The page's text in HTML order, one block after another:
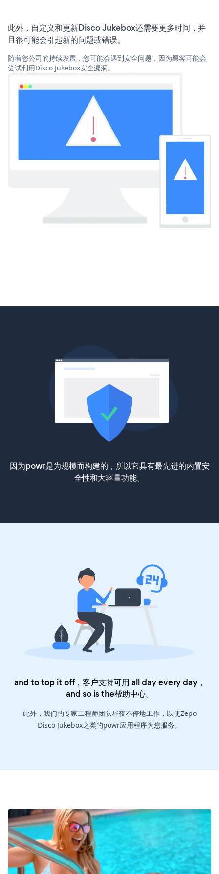
此外，自定义和更新Disco Jukebox还需要更多时间，并
且很可能会引起新的问题或错误。
随着您公司的持续发展，您可能会遇到安全问题，因为黑客可能会
尝试利用Disco Jukebox安全漏洞。
因为powr是为规模而构建的，所以它具有最先进的内置安
全性和大容量功能。
and to top it off，客户支持可用 all day every day，
and so is the帮助中心。
此外，我们的专家工程师团队昼夜不停地工作，以使Zepo
Disco Jukebox之类的powr应用程序为您服务。